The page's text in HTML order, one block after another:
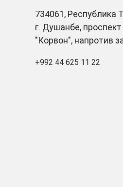
734061, Республика
г. Душанбе,
"Корвон", напротив
+992 44 625 11 22